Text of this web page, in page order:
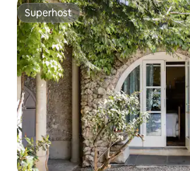
Superhost
Superhost